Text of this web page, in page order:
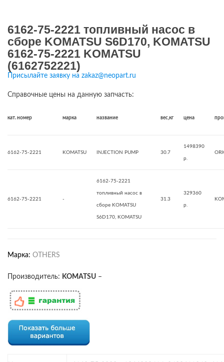
6162-75-2221 топливный насос в
сборе KOMATSU S6D170, KOMATSU
6162-75-2221 KOMATSU
(6162752221)
Присылайте заявку на zakaz@neopart.ru
Справочные цены на данную запчасть:
кат. номер марка название вес,кг цена
6162-75-2221 KOMATSU INJECTION PUMP 30.7
1498390
р.
6162-75-2221 -
6162-75-2221
топливный насос в
сборе KOMATSU
S6D170, KOMATSU
31.3
329360
р.
Марка: OTHERS
Производитель: KOMATSU –